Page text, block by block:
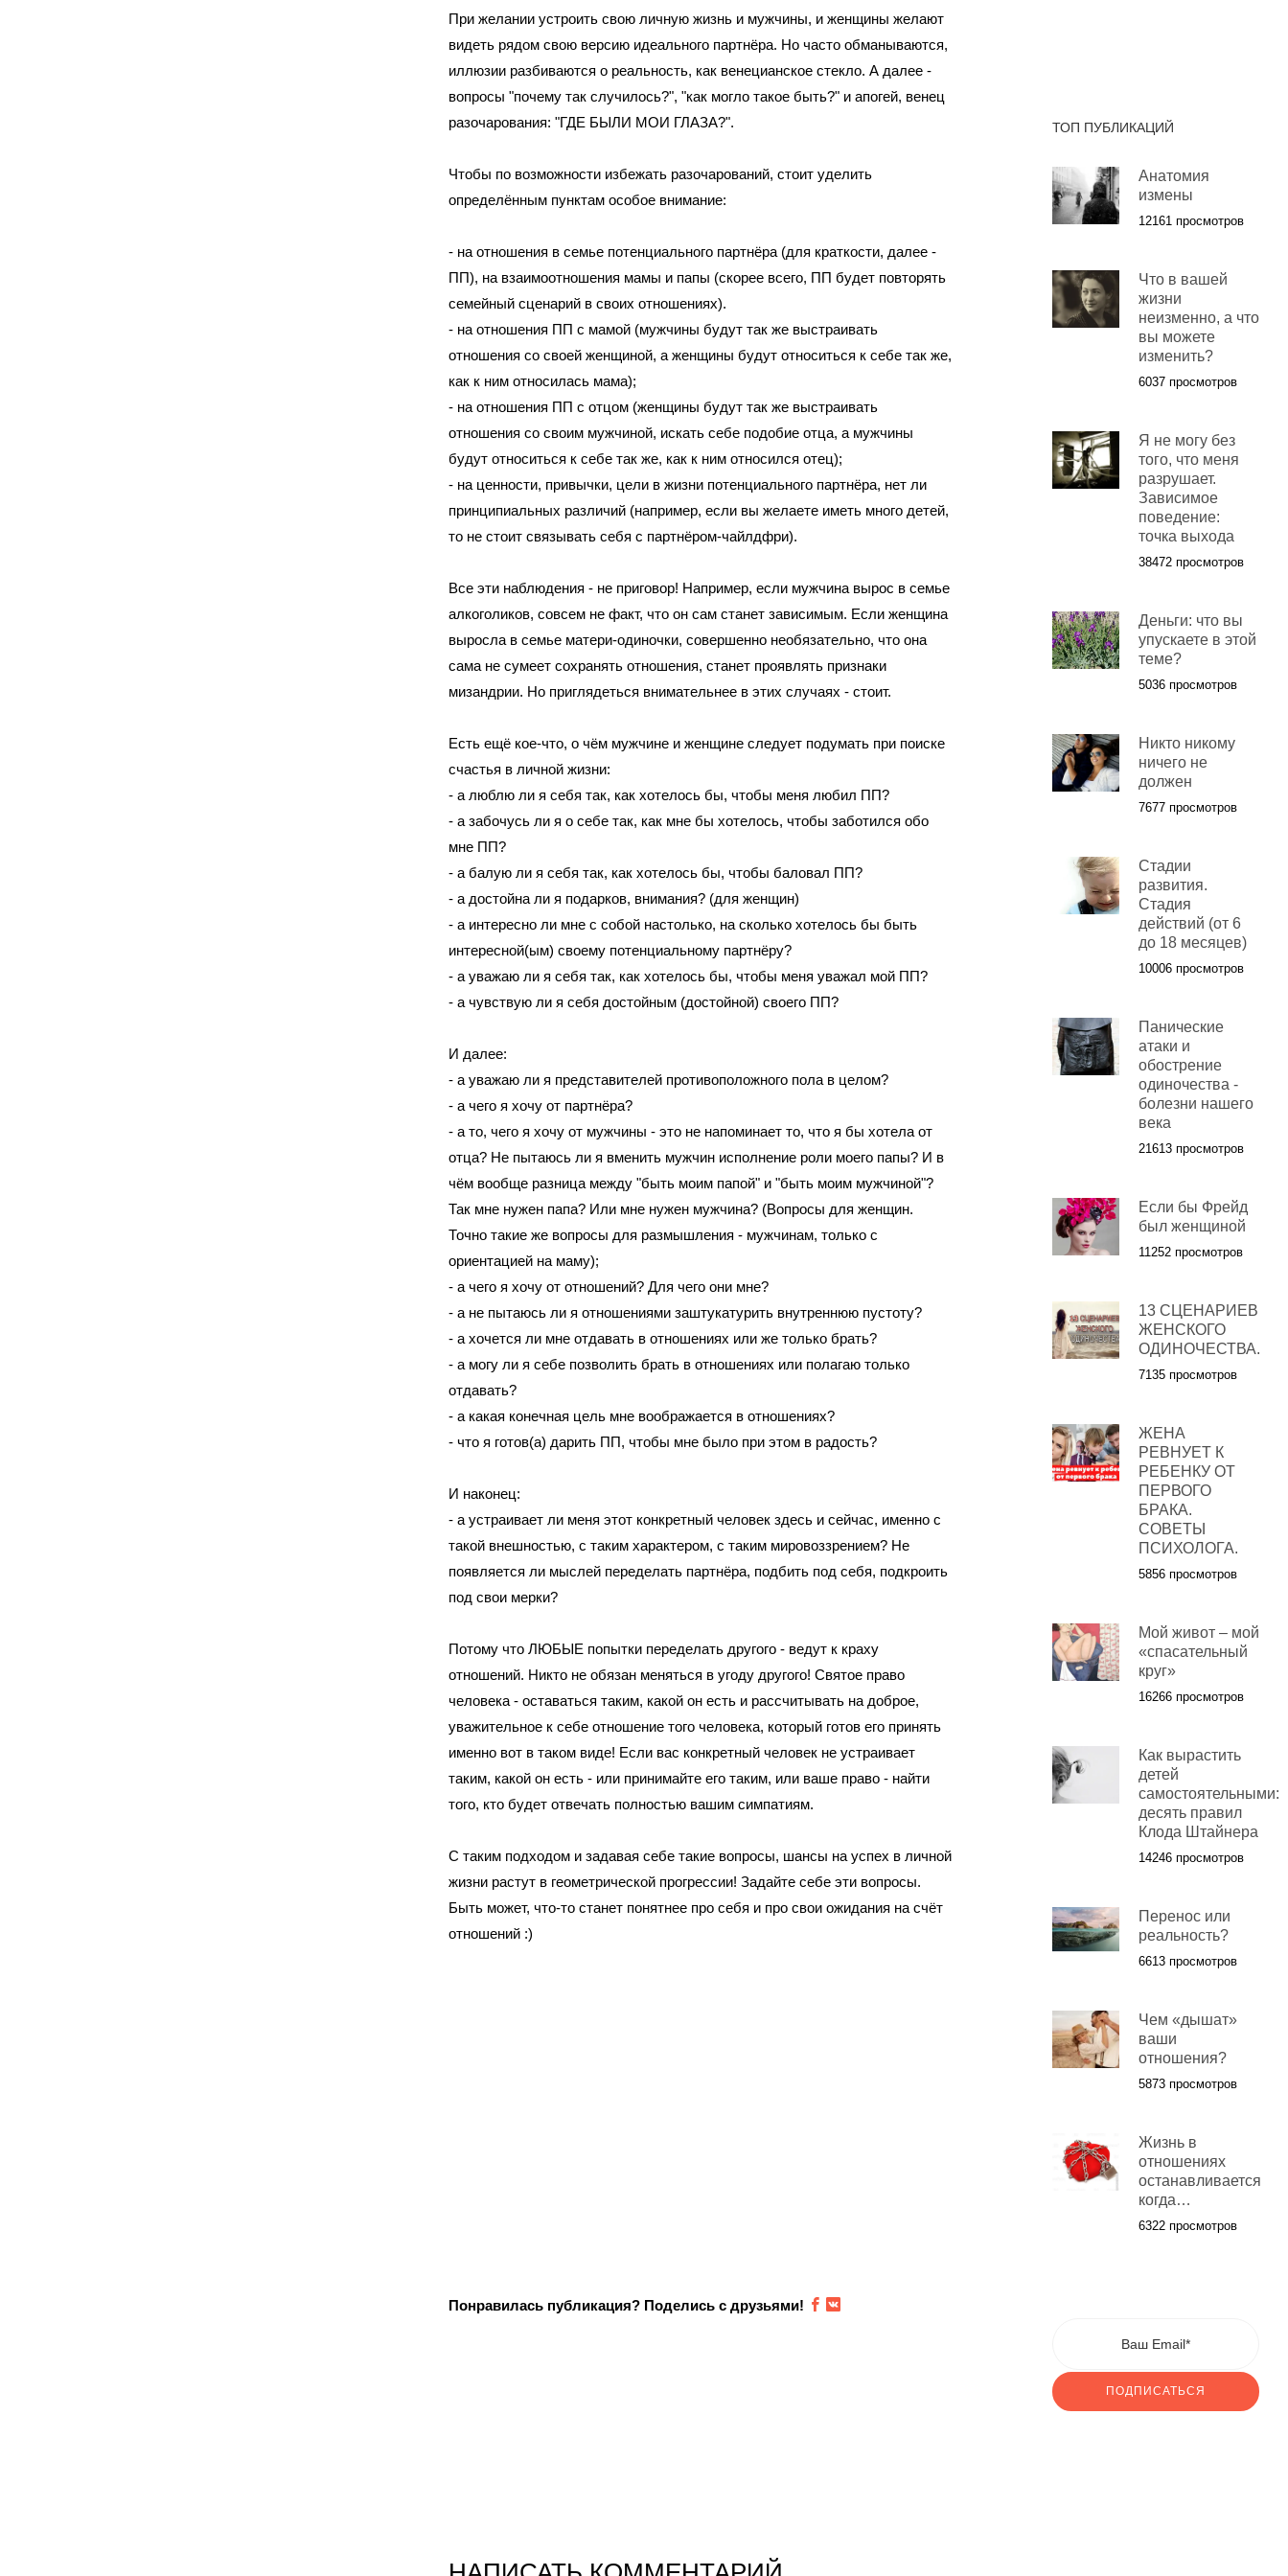
При желании устроить свою личную жизнь и мужчины, и женщины желают
видеть рядом свою версию идеального партнёра. Но часто обманываются,
иллюзии разбиваются о реальность, как венецианское стекло. А далее -
вопросы "почему так случилось?", "как могло такое быть?" и апогей, венец
разочарования: "ГДЕ БЫЛИ МОИ ГЛАЗА?".
Чтобы по возможности избежать разочарований, стоит уделить
определённым пунктам особое внимание:
- на отношения в семье потенциального партнёра (для краткости, далее -
ПП), на взаимоотношения мамы и папы (скорее всего, ПП будет повторять
семейный сценарий в своих отношениях).
- на отношения ПП с мамой (мужчины будут так же выстраивать
отношения со своей женщиной, а женщины будут относиться к себе так же,
как к ним относилась мама);
- на отношения ПП с отцом (женщины будут так же выстраивать
отношения со своим мужчиной, искать себе подобие отца, а мужчины
будут относиться к себе так же, как к ним относился отец);
- на ценности, привычки, цели в жизни потенциального партнёра, нет ли
принципиальных различий (например, если вы желаете иметь много детей,
то не стоит связывать себя с партнёром-чайлдфри).
Все эти наблюдения - не приговор! Например, если мужчина вырос в семье
алкоголиков, совсем не факт, что он сам станет зависимым. Если женщина
выросла в семье матери-одиночки, совершенно необязательно, что она
сама не сумеет сохранять отношения, станет проявлять признаки
мизандрии. Но приглядеться внимательнее в этих случаях - стоит.
Есть ещё кое-что, о чём мужчине и женщине следует подумать при поиске
счастья в личной жизни:
- а люблю ли я себя так, как хотелось бы, чтобы меня любил ПП?
- а забочусь ли я о себе так, как мне бы хотелось, чтобы заботился обо
мне ПП?
- а балую ли я себя так, как хотелось бы, чтобы баловал ПП?
- а достойна ли я подарков, внимания? (для женщин)
- а интересно ли мне с собой настолько, на сколько хотелось бы быть
интересной(ым) своему потенциальному партнёру?
- а уважаю ли я себя так, как хотелось бы, чтобы меня уважал мой ПП?
- а чувствую ли я себя достойным (достойной) своего ПП?
И далее:
- а уважаю ли я представителей противоположного пола в целом?
- а чего я хочу от партнёра?
- а то, чего я хочу от мужчины - это не напоминает то, что я бы хотела от
отца? Не пытаюсь ли я вменить мужчин исполнение роли моего папы? И в
чём вообще разница между "быть моим папой" и "быть моим мужчиной"?
Так мне нужен папа? Или мне нужен мужчина? (Вопросы для женщин.
Точно такие же вопросы для размышления - мужчинам, только с
ориентацией на маму);
- а чего я хочу от отношений? Для чего они мне?
- а не пытаюсь ли я отношениями заштукатурить внутреннюю пустоту?
- а хочется ли мне отдавать в отношениях или же только брать?
- а могу ли я себе позволить брать в отношениях или полагаю только
отдавать?
- а какая конечная цель мне воображается в отношениях?
- что я готов(а) дарить ПП, чтобы мне было при этом в радость?
И наконец:
- а устраивает ли меня этот конкретный человек здесь и сейчас, именно с
такой внешностью, с таким характером, с таким мировоззрением? Не
появляется ли мыслей переделать партнёра, подбить под себя, подкроить
под свои мерки?
Потому что ЛЮБЫЕ попытки переделать другого - ведут к краху
отношений. Никто не обязан меняться в угоду другого! Святое право
человека - оставаться таким, какой он есть и рассчитывать на доброе,
уважительное к себе отношение того человека, который готов его принять
именно вот в таком виде! Если вас конкретный человек не устраивает
таким, какой он есть - или принимайте его таким, или ваше право - найти
того, кто будет отвечать полностью вашим симпатиям.
С таким подходом и задавая себе такие вопросы, шансы на успех в личной
жизни растут в геометрической прогрессии! Задайте себе эти вопросы.
Быть может, что-то станет понятнее про себя и про свои ожидания на счёт
отношений :)
Понравилась публикация? Поделись с друзьями!
ТОП ПУБЛИКАЦИЙ
Анатомия
измены
12161 просмотров
Что в вашей
жизни
неизменно, а что
вы можете
изменить?
6037 просмотров
Я не могу без
того, что меня
разрушает.
Зависимое
поведение:
точка выхода
38472 просмотров
Деньги: что вы
упускаете в этой
теме?
5036 просмотров
Никто никому
ничего не
должен
7677 просмотров
Стадии
развития.
Стадия
действий (от 6
до 18 месяцев)
10006 просмотров
Панические
атаки и
обострение
одиночества -
болезни нашего
века
21613 просмотров
Если бы Фрейд
был женщиной
11252 просмотров
13 СЦЕНАРИЕВ
ЖЕНСКОГО
ОДИНОЧЕСТВА.
7135 просмотров
ЖЕНА
РЕВНУЕТ К
РЕБЕНКУ ОТ
ПЕРВОГО
БРАКА.
СОВЕТЫ
ПСИХОЛОГА.
5856 просмотров
Мой живот – мой
«спасательный
круг»
16266 просмотров
Как вырастить
детей
самостоятельными:
десять правил
Клода Штайнера
14246 просмотров
Перенос или
реальность?
6613 просмотров
Чем «дышат»
ваши
отношения?
5873 просмотров
Жизнь в
отношениях
останавливается
когда…
6322 просмотров
ПОДПИСАТЬСЯ